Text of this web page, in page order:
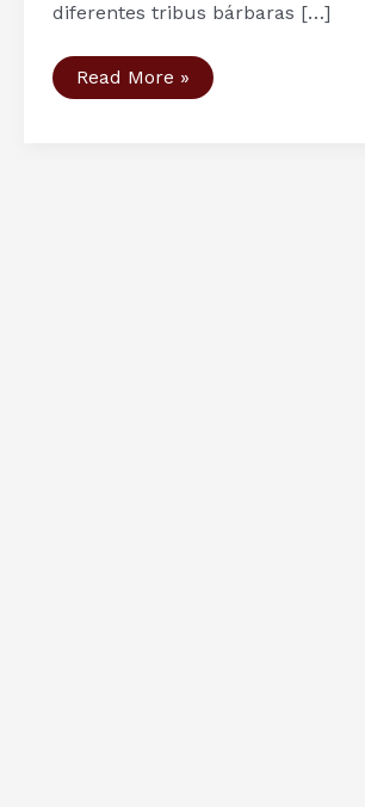
diferentes tribus bárbaras […]
Barbarians
Rising:
Read More »